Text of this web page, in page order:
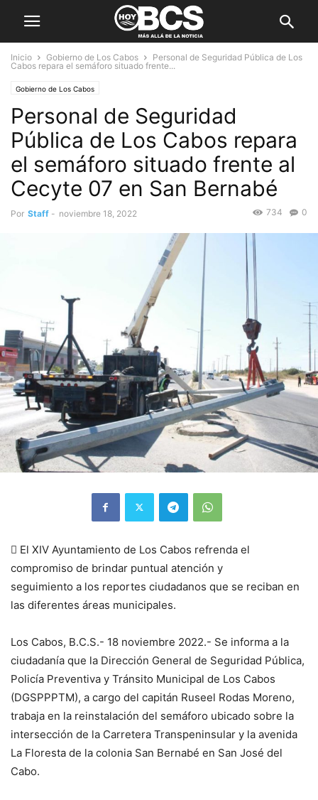
Inicio Gobierno de Los Cabos
Personal de Seguridad Pública de Los
Cabos repara el semáforo situado frente...
Gobierno de Los Cabos
Personal de Seguridad
Pública de Los Cabos repara
el semáforo situado frente al
Cecyte 07 en San Bernabé
Por Staff - noviembre 18, 2022 0
734
 El XIV Ayuntamiento de Los Cabos refrenda el
compromiso de brindar puntual atención y
seguimiento a los reportes ciudadanos que se reciban en
las diferentes áreas municipales.
Los Cabos, B.C.S.- 18 noviembre 2022.- Se informa a la
ciudadanía que la Dirección General de Seguridad Pública,
Policía Preventiva y Tránsito Municipal de Los Cabos
(DGSPPPTM), a cargo del capitán Ruseel Rodas Moreno,
trabaja en la reinstalación del semáforo ubicado sobre la
intersección de la Carretera Transpeninsular y la avenida
La Floresta de la colonia San Bernabé en San José del
Cabo.